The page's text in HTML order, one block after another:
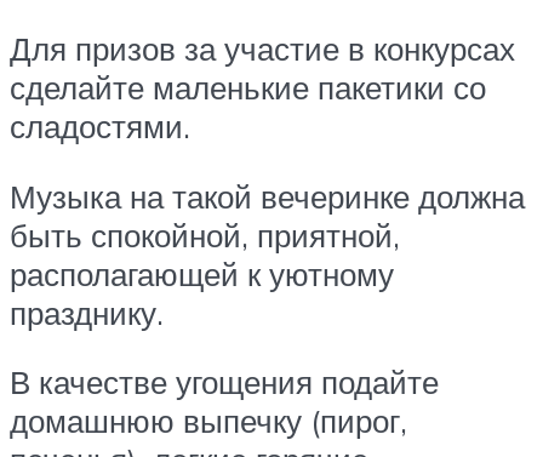
Для призов за участие в конкурсах
сделайте маленькие пакетики со
сладостями.
Музыка на такой вечеринке должна
быть спокойной, приятной,
располагающей к уютному
празднику.
В качестве угощения подайте
домашнюю выпечку (пирог,